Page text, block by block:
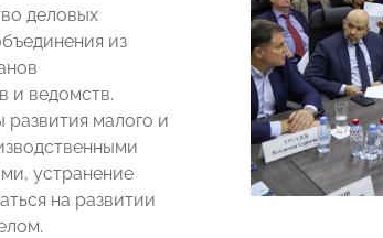
деловых
из
и ведомств.
малого и
устранение
на развитии